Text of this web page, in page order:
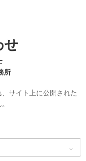
せ
所
サイト上に公開された